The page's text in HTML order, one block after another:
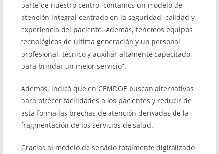
parte de nuestro centro, contamos un modelo de
atención integral centrado en la seguridad, calidad y
experiencia del paciente. Además, tenemos equipos
tecnológicos de última generación y un personal
profesional, técnico y auxiliar altamente capacitado,
para brindar un mejor servicio”.
Además, indicó que en CEMDOE buscan alternativas
para ofrecer facilidades a los pacientes y reducir de
esta forma las brechas de atención derivadas de la
fragmentación de los servicios de salud.
Gracias al modelo de servicio totalmente digitalizado